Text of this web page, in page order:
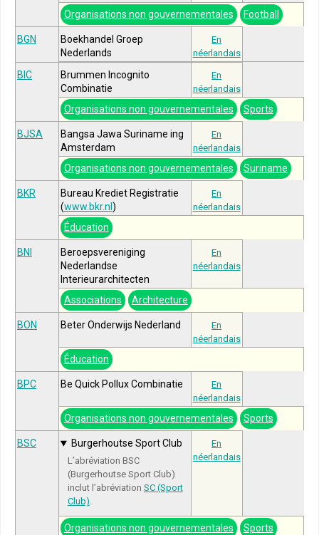
Organisations non gouvernementales Football
BGN
Boekhandel Groep
Nederlands
En
néerlandais
BIC
Brummen Incognito
Combinatie
En
néerlandais
Organisations non gouvernementales Sports
BJSA
Bangsa Jawa Suriname ing
Amsterdam
En
néerlandais
Organisations non gouvernementales Suriname
BKR
Bureau Krediet Registratie
(www.bkr.nl )
En
néerlandais
Éducation
BNI
Beroepsvereniging
Nederlandse
Interieurarchitecten
En
néerlandais
Associations Architecture
BON Beter Onderwijs Nederland
En
néerlandais
Éducation
BPC Be Quick Pollux Combinatie
En
néerlandais
Organisations non gouvernementales Sports
BSC Burgerhoutse Sport Club
L’abréviation BSC
(Burgerhoutse Sport Club)
inclut l’abréviation SC (Sport
Club).
En
néerlandais
Organisations non gouvernementales Sports